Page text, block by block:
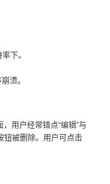
下。
溃。
用户经常错点“编辑”与
钮被删除。用户可点击